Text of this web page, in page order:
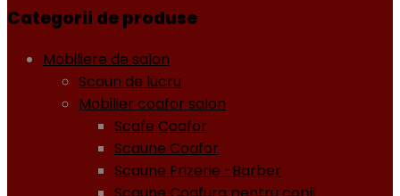
Categorii de produse
Mobiliere de salon
Scaun de lucru
Mobilier coafor salon
Scafe Coafor
Scaune Coafor
Scaune Frizerie -Barber